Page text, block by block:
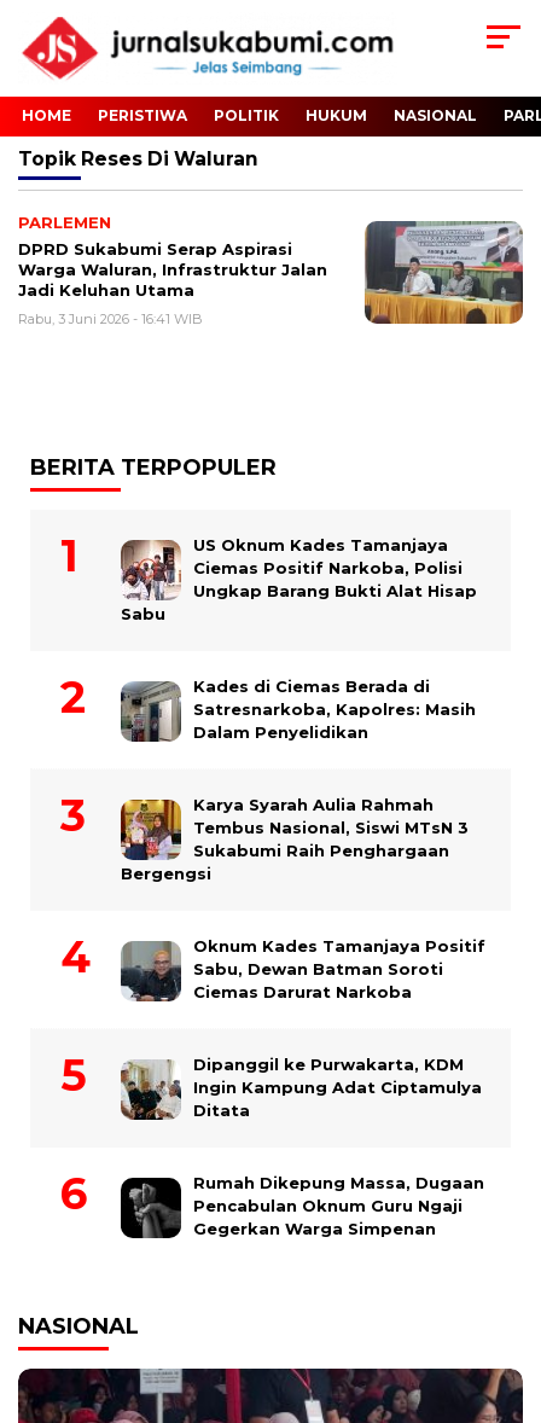
HOME PERISTIWA POLITIK HUKUM NASIONAL
Topik Reses Di Waluran
PARLEMEN
DPRD Sukabumi Serap Aspirasi
Warga Waluran, Infrastruktur Jalan
Jadi Keluhan Utama
Rabu, 3 Juni 2026 - 16:41 WIB
BERITA TERPOPULER
US Oknum Kades Tamanjaya
Ciemas Positif Narkoba, Polisi
Ungkap Barang Bukti Alat Hisap
Sabu
Kades di Ciemas Berada di
Satresnarkoba, Kapolres: Masih
Dalam Penyelidikan
Karya Syarah Aulia Rahmah
Tembus Nasional, Siswi MTsN 3
Sukabumi Raih Penghargaan
Bergengsi
Oknum Kades Tamanjaya Positif
Sabu, Dewan Batman Soroti
Ciemas Darurat Narkoba
Dipanggil ke Purwakarta, KDM
Ingin Kampung Adat Ciptamulya
Ditata
Rumah Dikepung Massa, Dugaan
Pencabulan Oknum Guru Ngaji
Gegerkan Warga Simpenan
NASIONAL